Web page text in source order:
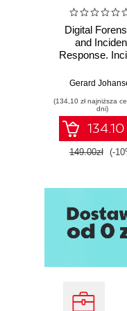
Digital
and
Response.
and
threat
Fourth
Gerard
(134,10 zł najniższa
dni)
134.10
149.00zł (-